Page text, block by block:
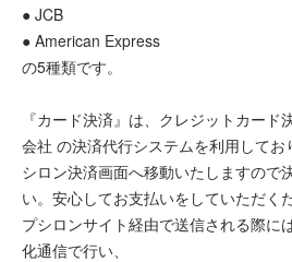
● JCB
● American Express
の5種類です。
『カード決済』は、クレジットカー
会社 の決済代行システムを利用して
シロン決済画面へ移動いたしますので
い。安心してお支払いをしていただく
プシロンサイト経由で送信される際に
化通信で行い、